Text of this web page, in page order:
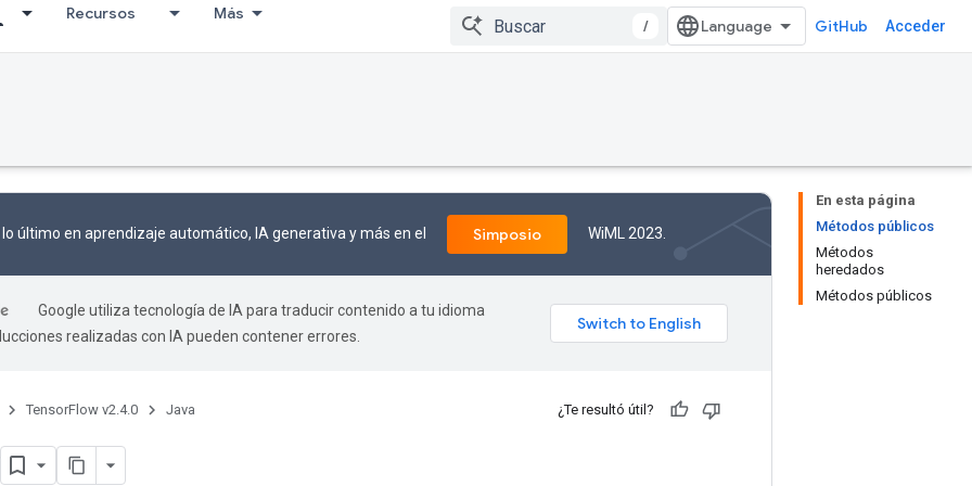
Recursos Más
/ GitHub Acceder
En esta página
Métodos públicos
Métodos
heredados
Métodos públicos
último en aprendizaje automático, IA generativa y más en el Simposio WiML 2023.
Google utiliza tecnología de IA para traducir contenido a tu idioma
realizadas con IA pueden contener errores.
TensorFlow v2.4.0 Java ¿Te resultó útil?